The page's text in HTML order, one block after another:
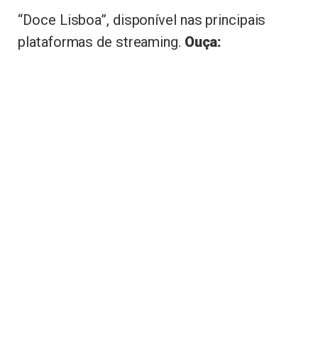
“Doce Lisboa”, disponível nas principais
plataformas de streaming. Ouça: